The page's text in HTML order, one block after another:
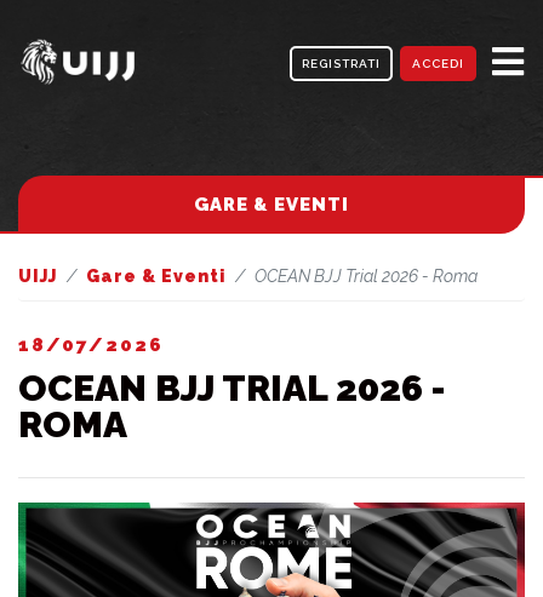
REGISTRATI ACCEDI
GARE & EVENTI
UIJJ Gare & Eventi OCEAN BJJ Trial 2026 - Roma
18/07/2026
OCEAN BJJ TRIAL 2026 -
ROMA